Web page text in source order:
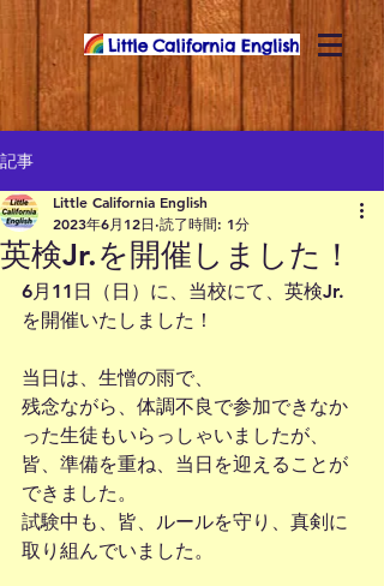
記事
英検Jr.を開催しました！
Little California English
2023年6月12日 読了時間: 1分
6月11日（日）に、当校にて、英検Jr.
を開催いたしました！
当日は、生憎の雨で、
残念ながら、体調不良で参加できなか
った生徒もいらっしゃいましたが、
皆、準備を重ね、当日を迎えることが
できました。
試験中も、皆、ルールを守り、真剣に
取り組んでいました。